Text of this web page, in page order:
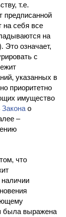
т.е.
предписанной
на себя все
на
Это означает,
с
указанных в
приоритетно
имущество
Закона о
–
что
была выражена